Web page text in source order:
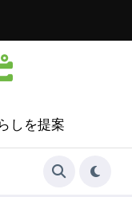
しを提案